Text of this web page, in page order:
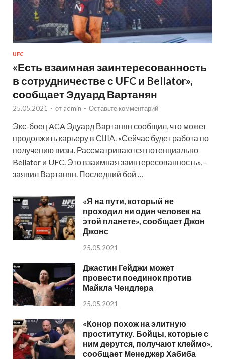
UFC
«Есть взаимная заинтересованность
в сотрудничестве с UFC и Bellator»,
сообщает Эдуард Вартанян
25.05.2021 - от admin - Оставьте комментарий
Экс-боец ACA Эдуард Вартанян сообщил, что может
продолжить карьеру в США. «Сейчас будет работа по
получению визы. Рассматриваются потенциально
Bellator и UFC. Это взаимная заинтересованность», –
заявил Вартанян. Последний бой …
«Я на пути, который не
проходил ни один человек на
этой планете», сообщает Джон
Джонс
25.05.2021
Джастин Гейджи может
провести поединок против
Майкла Чендлера
25.05.2021
«Конор похож на элитную
проститутку. Бойцы, которые с
ним дерутся, получают клеймо»,
сообщает Менеджер Хабиба